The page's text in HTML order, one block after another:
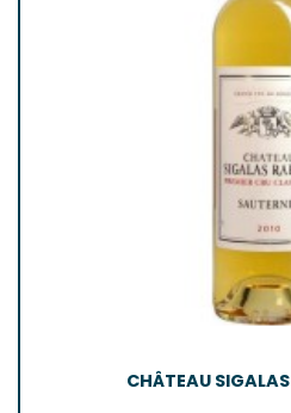
CHÂTEAU